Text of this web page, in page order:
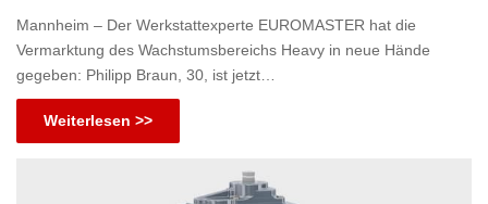
Mannheim – Der Werkstattexperte EUROMASTER hat die
Vermarktung des Wachstumsbereichs Heavy in neue Hände
gegeben: Philipp Braun, 30, ist jetzt…
Weiterlesen >>